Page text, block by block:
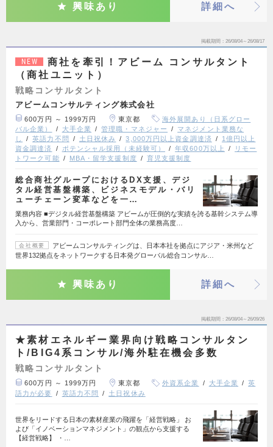
興味あり 詳細へ
掲載期間 26/08/04～26/08/17
NEW
商社を牽引！アビーム コンサルタント
（商社ユニット）
戦略コンサルタント
アビームコンサルティング株式会社
600万円 ～ 1999万円 東京都
海外展開あり（日系グロー
バル企業）
大手企業 管理職・マネジャー
マネジメント業務な
し
英語力不問 土日祝休み 3,000万円以上資金調達済
1億円以上
資金調達済
ポテンシャル採用（未経験可） 年収600万以上
リモー
トワーク可能
MBA・留学支援制度 育児支援制度
総合商社グループにおけるDX支援、デジ
タル経営基盤構築、ビジネスモデル・バリ
ューチェーン変革などを一…
業務内容 ■デジタル経営基盤構築 アビームが圧倒的な実績を誇る基幹システム導
入から、営業部門・コーポレート部門全体の業務高度…
会社概要
アビームコンサルティングは、日本本社を拠点にアジア・米州など
世界132拠点をネットワークする日本発グローバル総合コンサル…
興味あり 詳細へ
掲載期間 26/08/04～26/09/26
★素材エネルギー業界向け戦略コンサルタン
ト/BIG4系コンサル/海外駐在機会多数
戦略コンサルタント
600万円 ～ 1999万円 東京都 外資系企業 大手企業
英
語力が必要
英語力不問 土日祝休み
世界をリードする日本の素材産業の飛躍を「経営戦略」 お
よび「イノベーションマネジメント」の観点から支援する
【経営戦略】 ・…